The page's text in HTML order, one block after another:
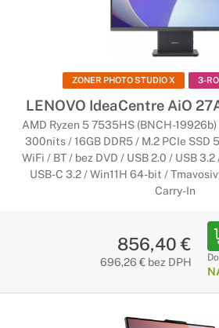
Počítače Lenovo
Skvelé pre Váš pracovný
Ak hľadáte počítač do kancelárie,
All-in-One sú tá správna voľba. Vďaka
šetria miesto na Vašom pracovnom
dostatočne výkonné na zvládnutie
Na prácu aj na doma
okrajov a viacdotykové ovládanie.
ZONER PHOTO STUDIO X 3-
LENOVO IdeaCentre AiO
AMD Ryzen 5 7535HS (BNCH-
300nits / 16GB DDR5 / M.2 PCIe SSD
WiFi / BT / bez DVD / USB 2.0 / USB
USB-C 3.2 / Win11H 64-bit /
Carry-In
856,40 €
696,26 € bez DPH